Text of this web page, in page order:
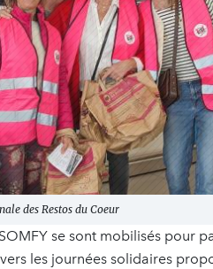
des Restos du Coeur
se sont mobilisés pour
les journées solidaires